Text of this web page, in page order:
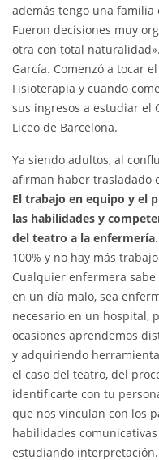
además tengo una
Fueron decisiones muy
otra con total
García. Comenzó a tocar
Fisioterapia y cuando
sus ingresos a estudiar el
Liceo de Barcelona.
Ya siendo adultos, al
afirman haber trasladado
El trabajo en equipo y el
las habilidades y
del teatro a la enfermería
100% y no hay más
Cualquier enfermera
en un día malo, sea
necesario en un hospital,
ocasiones aprendemos
y adquiriendo
el caso del teatro, del
identificarte con tu
que nos vinculan con los
habilidades
estudiando interpretación.